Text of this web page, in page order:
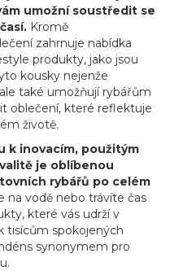
umožní soustředit se
Kromě
zahrnuje nabídka
produkty, jako jsou
kousky nejenže
také umožňují rybářům
oblečení, které reflektuje
životě.
k inovacím, použitým
je oblíbenou
rybářů po celém
na vodě nebo trávíte čas
které vás udrží v
tisícům spokojených
synonymem pro